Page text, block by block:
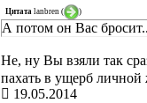
Цитата lanbren ( )
А потом он Вас
Не, ну Вы взяли так
пахать в ущерб
19.05.2014